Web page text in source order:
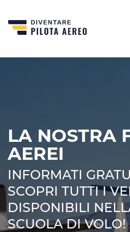
LA NOSTRA
AEREI
INFORMATI
SCOPRI TUTTI I
DISPONIBILI
SCUOLA DI VOLO!